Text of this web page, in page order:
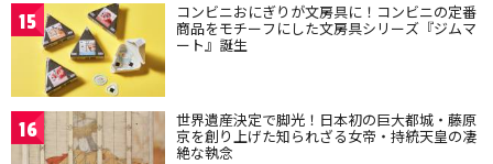
15 コンビニおにぎりが文房具に！コンビニの定番
商品をモチーフにした文房具シリーズ『ジムマ
ート』誕生
16 世界遺産決定で脚光！日本初の巨大都城・藤原
京を創り上げた知られざる女帝・持統天皇の凄
絶な執念